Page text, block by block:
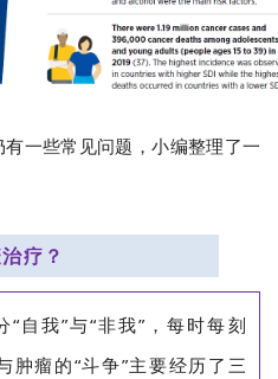
一些常见问题，小编整理了一
疗？
自我”与“非我”，每时每刻
肿瘤的“斗争”主要经历了三